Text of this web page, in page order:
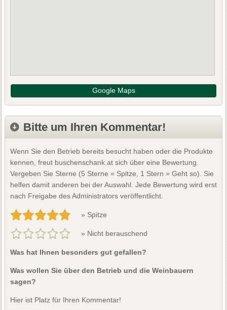
Google Maps
Bitte um Ihren Kommentar!
Wenn Sie den Betrieb bereits besucht haben oder die Produkte
kennen, freut buschenschank.at sich über eine Bewertung.
Vergeben Sie Sterne (5 Sterne = Spitze, 1 Stern = Geht so). Sie
helfen damit anderen bei der Auswahl. Jede Bewertung wird erst
nach Freigabe des Administrators veröffentlicht.
» Spitze
» Nicht berauschend
Was hat Ihnen besonders gut gefallen?
Was wollen Sie über den Betrieb und die Weinbauern
sagen?
Hier ist Platz für Ihren Kommentar!